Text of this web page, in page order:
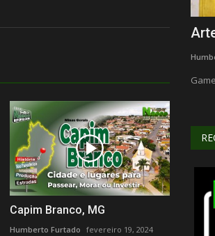
Capim Branco, MG
Humberto Furtado fevereiro 19, 2024
Badaró, MG
do Jequitinhonha